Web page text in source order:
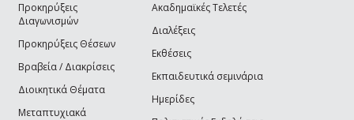
Προκηρύξεις
Διαγωνισμών
Προκηρύξεις Θέσεων
Βραβεία / Διακρίσεις
Διοικητικά Θέματα
Μεταπτυχιακά
Ακαδημαϊκές Τελετές
Διαλέξεις
Εκθέσεις
Εκπαιδευτικά σεμινάρια
Ημερίδες